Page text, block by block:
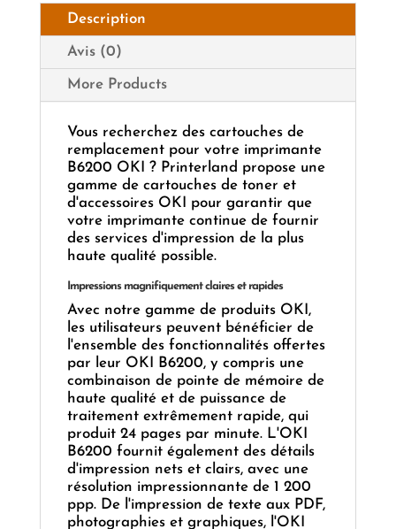
Description
Avis (0)
More Products
Vous recherchez des cartouches de
remplacement pour votre imprimante
B6200 OKI ? Printerland propose une
gamme de cartouches de toner et
d'accessoires OKI pour garantir que
votre imprimante continue de fournir
des services d'impression de la plus
haute qualité possible.
Impressions magnifiquement claires et rapides
Avec notre gamme de produits OKI,
les utilisateurs peuvent bénéficier de
l'ensemble des fonctionnalités offertes
par leur OKI B6200, y compris une
combinaison de pointe de mémoire de
haute qualité et de puissance de
traitement extrêmement rapide, qui
produit 24 pages par minute. L'OKI
B6200 fournit également des détails
d'impression nets et clairs, avec une
résolution impressionnante de 1 200
ppp. De l'impression de texte aux PDF,
photographies et graphiques, l'OKI